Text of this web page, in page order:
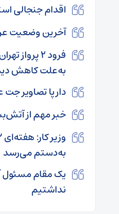
اقدام جنجالی
آخرین وضعیت
فرود ۲
به‌علت کاهش
دارپا تصاویر جت
خبر مهم از
به‌دستم می‌رسد
یک مقام مسئول
نداشتیم